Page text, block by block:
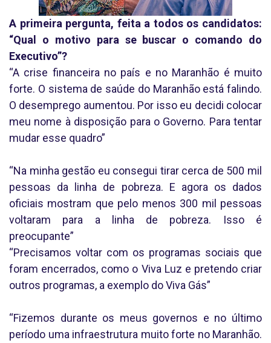
A primeira pergunta, feita a todos os candidatos:
“Qual o motivo para se buscar o comando do
Executivo”?
“A crise financeira no país e no Maranhão é muito
forte. O sistema de saúde do Maranhão está falindo.
O desemprego aumentou. Por isso eu decidi colocar
meu nome à disposição para o Governo. Para tentar
mudar esse quadro”
“Na minha gestão eu consegui tirar cerca de 500 mil
pessoas da linha de pobreza. E agora os dados
oficiais mostram que pelo menos 300 mil pessoas
voltaram para a linha de pobreza. Isso é
preocupante”
“Precisamos voltar com os programas sociais que
foram encerrados, como o Viva Luz e pretendo criar
outros programas, a exemplo do Viva Gás”
“Fizemos durante os meus governos e no último
período uma infraestrutura muito forte no Maranhão.